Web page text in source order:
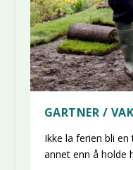
GARTNER /
Ikke la ferien bli
annet enn å holde